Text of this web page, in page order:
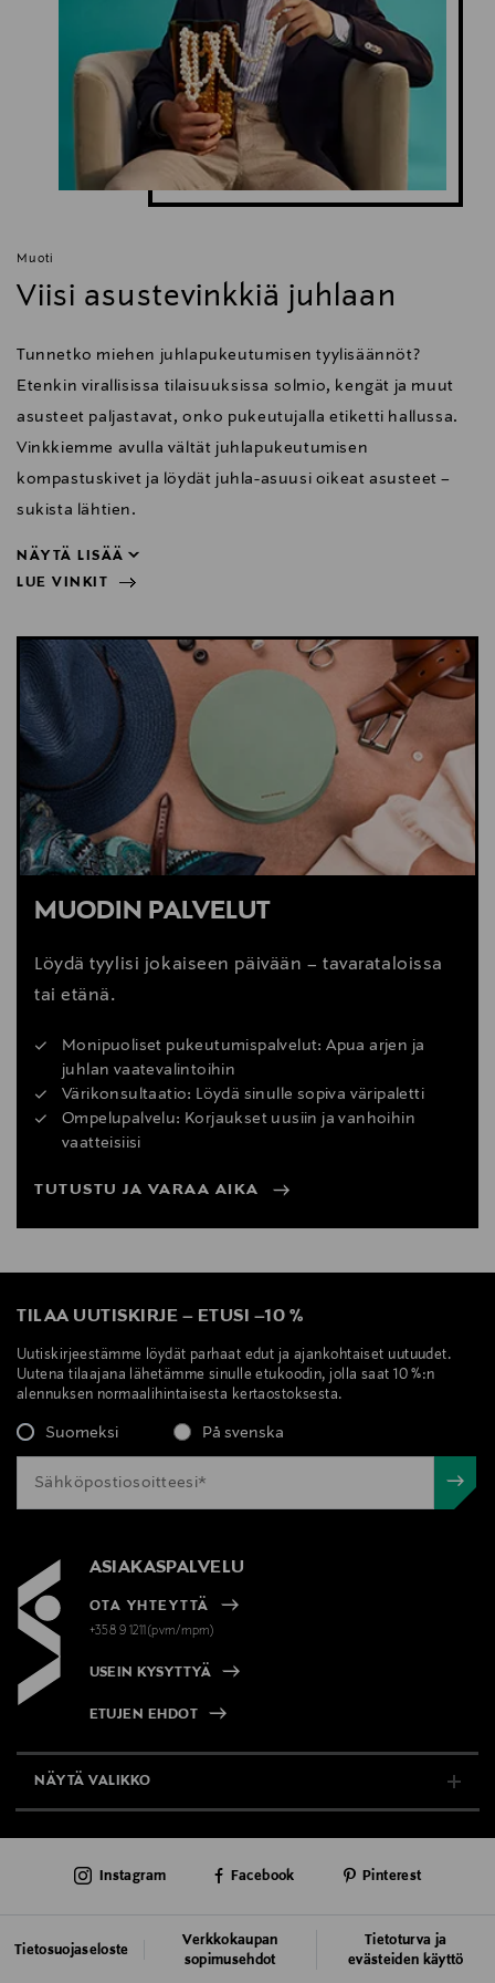
Muoti
Viisi asustevinkkiä juhlaan
Tunnetko miehen juhlapukeutumisen tyylisäännöt?
Etenkin virallisissa tilaisuuksissa solmio, kengät ja muut
asusteet paljastavat, onko pukeutujalla etiketti hallussa.
Vinkkiemme avulla vältät juhlapukeutumisen
kompastuskivet ja löydät juhla-asuusi oikeat asusteet –
sukista lähtien.
NÄYTÄ LISÄÄ
LUE VINKIT
NÄYTÄ VÄHEMMÄN
LUE VINKIT
MUODIN PALVELUT
Löydä tyylisi jokaiseen päivään – tavarataloissa
tai etänä.
Monipuoliset pukeutumispalvelut: Apua arjen ja
juhlan vaatevalintoihin
Värikonsultaatio: Löydä sinulle sopiva väripaletti
Ompelupalvelu: Korjaukset uusiin ja vanhoihin
vaatteisiisi
TUTUSTU JA VARAA AIKA
TILAA UUTISKIRJE – ETUSI –10 %
Uutiskirjeestämme löydät parhaat edut ja ajankohtaiset uutuudet.
Uutena tilaajana lähetämme sinulle etukoodin, jolla saat 10 %:n
alennuksen normaalihintaisesta kertaostoksesta.
Suomeksi På svenska
ASIAKASPALVELU
OTA YHTEYTTÄ
+358 9 1211(pvm/mpm)
USEIN KYSYTTYÄ
ETUJEN EHDOT
NÄYTÄ VALIKKO
AJANKOHTAISTA
Tietosuojaseloste
Verkkokaupan
sopimusehdot
Tietoturva ja
evästeiden käyttö
Instagram Facebook Pinterest